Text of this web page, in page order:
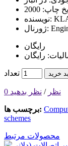
چاپ: 2000
نویسنده:
ژورنال:
رایگان
رایگان
تعداد خرید
0 نظر / نظر بدهید
برچسب ها:
schemes
محصولات مرتبط